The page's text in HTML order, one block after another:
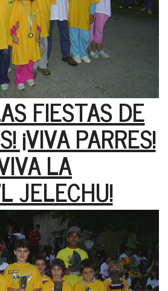
FIESTAS DE
¡VIVA PARRES!
LA
JELECHU!